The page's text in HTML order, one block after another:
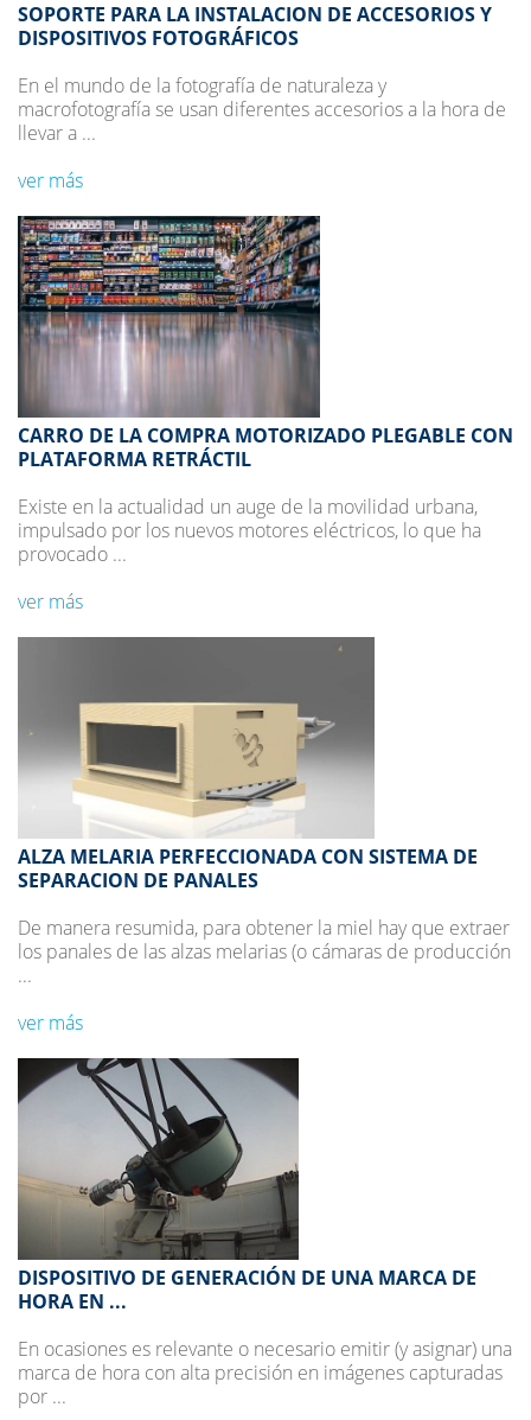
SOPORTE PARA LA INSTALACION DE ACCESORIOS Y
DISPOSITIVOS FOTOGRÁFICOS
En el mundo de la fotografía de naturaleza y
macrofotografía se usan diferentes accesorios a la hora de
llevar a ...
ver más
CARRO DE LA COMPRA MOTORIZADO PLEGABLE CON
PLATAFORMA RETRÁCTIL
Existe en la actualidad un auge de la movilidad urbana,
impulsado por los nuevos motores eléctricos, lo que ha
provocado ...
ver más
ALZA MELARIA PERFECCIONADA CON SISTEMA DE
SEPARACION DE PANALES
De manera resumida, para obtener la miel hay que extraer
los panales de las alzas melarias (o cámaras de producción
...
ver más
DISPOSITIVO DE GENERACIÓN DE UNA MARCA DE
HORA EN ...
En ocasiones es relevante o necesario emitir (y asignar) una
marca de hora con alta precisión en imágenes capturadas
por ...